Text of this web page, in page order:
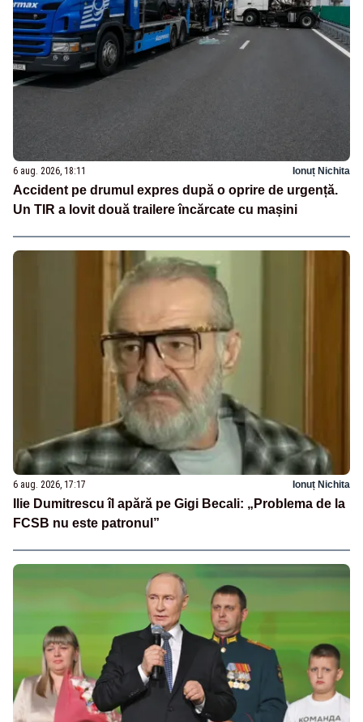
6 aug. 2026, 18:11 Ionuț Nichita
Accident pe drumul expres după o oprire de urgență.
Un TIR a lovit două trailere încărcate cu mașini
6 aug. 2026, 17:17 Ionuț Nichita
Ilie Dumitrescu îl apără pe Gigi Becali: „Problema de la
FCSB nu este patronul”